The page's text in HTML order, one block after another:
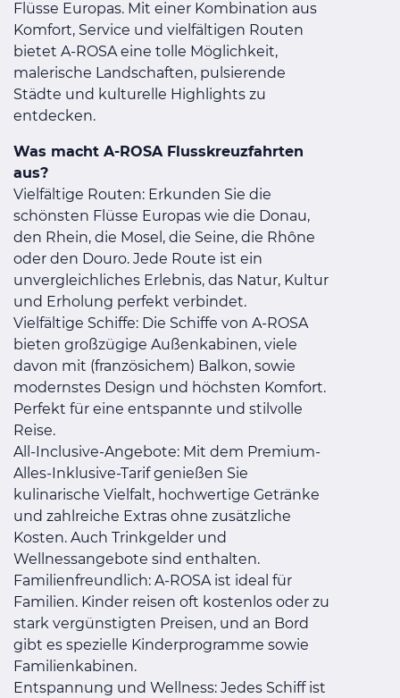
Flüsse Europas. Mit einer Kombination aus
Komfort, Service und vielfältigen Routen
bietet A-ROSA eine tolle Möglichkeit,
malerische Landschaften, pulsierende
Städte und kulturelle Highlights zu
entdecken.
Was macht A-ROSA Flusskreuzfahrten
aus?
Vielfältige Routen: Erkunden Sie die
schönsten Flüsse Europas wie die Donau,
den Rhein, die Mosel, die Seine, die Rhône
oder den Douro. Jede Route ist ein
unvergleichliches Erlebnis, das Natur, Kultur
und Erholung perfekt verbindet.
Vielfältige Schiffe: Die Schiffe von A-ROSA
bieten großzügige Außenkabinen, viele
davon mit (französichem) Balkon, sowie
modernstes Design und höchsten Komfort.
Perfekt für eine entspannte und stilvolle
Reise.
All-Inclusive-Angebote: Mit dem Premium-
Alles-Inklusive-Tarif genießen Sie
kulinarische Vielfalt, hochwertige Getränke
und zahlreiche Extras ohne zusätzliche
Kosten. Auch Trinkgelder und
Wellnessangebote sind enthalten.
Familienfreundlich: A-ROSA ist ideal für
Familien. Kinder reisen oft kostenlos oder zu
stark vergünstigten Preisen, und an Bord
gibt es spezielle Kinderprogramme sowie
Familienkabinen.
Entspannung und Wellness: Jedes Schiff ist